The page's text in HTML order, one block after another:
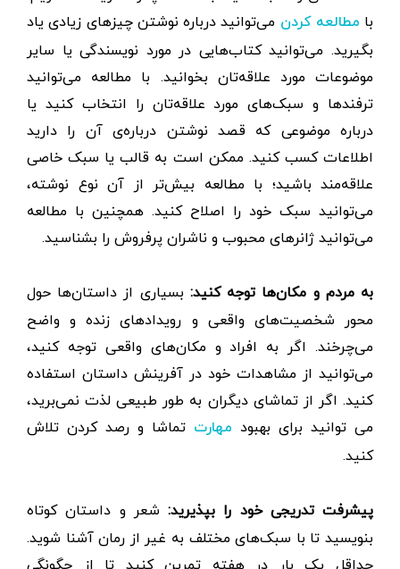
با مطالعه کردن می‌توانید درباره نوشتن چیزهای زیادی یاد
بگیرید. می‌توانید کتاب‌هایی در مورد نویسندگی یا سایر
موضوعات مورد علاقه‌تان بخوانید. با مطالعه می‌توانید
ترفندها و سبک‌های مورد علاقه‌تان را انتخاب کنید یا
درباره موضوعی که قصد نوشتن درباره‌ی آن را دارید
اطلاعات کسب کنید. ممکن است به قالب یا سبک خاصی
علاقه‌مند باشید؛ با مطالعه بیش‌تر از آن نوع نوشته،
می‌توانید سبک خود را اصلاح کنید. همچنین با مطالعه
می‌توانید ژانرهای محبوب و ناشران پرفروش را بشناسید.
به مردم و مکان‌ها توجه کنید: بسیاری از داستان‌ها حول
محور شخصیت‌های واقعی و رویدادهای زنده و واضح
می‌چرخند. اگر به افراد و مکان‌های واقعی توجه کنید،
می‌توانید از مشاهدات خود در آفرینش داستان استفاده
کنید. اگر از تماشای دیگران به طور طبیعی لذت نمی‌برید،
می توانید برای بهبود مهارت تماشا و رصد کردن تلاش
کنید.
پیشرفت تدریجی خود را بپذیرید: شعر و داستان کوتاه
بنویسید تا با سبک‌های مختلف به غیر از رمان آشنا شوید.